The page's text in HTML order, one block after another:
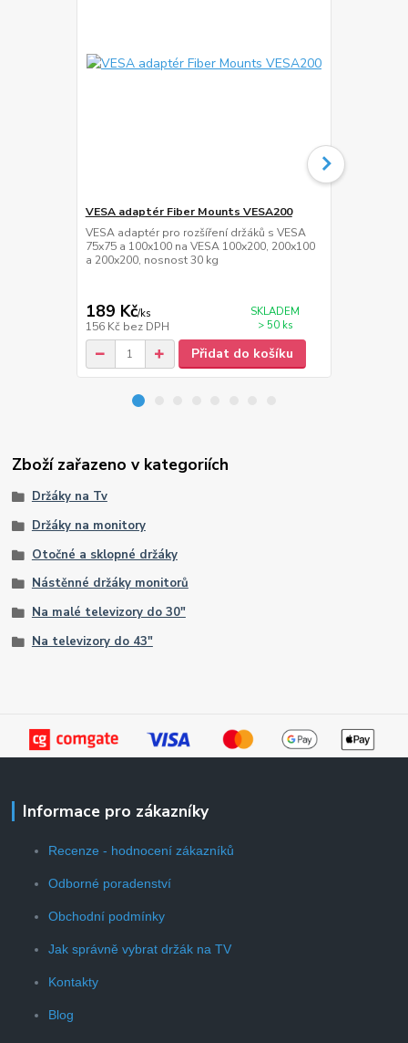
VESA adaptér Fiber Mounts VESA200
VESA adaptér pro rozšíření držáků s VESA
75x75 a 100x100 na VESA 100x200, 200x100
a 200x200, nosnost 30 kg
189 Kč/ks
156 Kč bez DPH
SKLADEM
> 50 ks
Přidat do košíku
Zboží zařazeno v kategoriích
Držáky na Tv
Držáky na monitory
Otočné a sklopné držáky
Nástěnné držáky monitorů
Na malé televizory do 30"
Na televizory do 43"
Informace pro zákazníky
Recenze - hodnocení zákazníků
Odborné poradenství
Obchodní podmínky
Jak správně vybrat držák na TV
Kontakty
Blog